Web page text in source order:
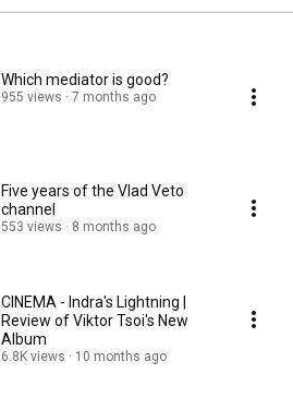
Which mediator is good?
955 views 7 months ago
Five years of the Vlad Veto
channel
553 views 8 months ago
CINEMA - Indra's Lightning |
Review of Viktor Tsoi's New
Album
6.8K views 10 months ago